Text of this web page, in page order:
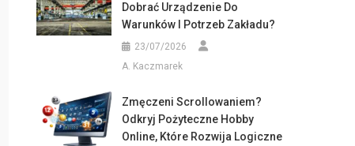
Dobrać Urządzenie Do
Warunków I Potrzeb Zakładu?
23/07/2026
A. Kaczmarek
Zmęczeni Scrollowaniem?
Odkryj Pożyteczne Hobby
Online, Które Rozwija Logiczne